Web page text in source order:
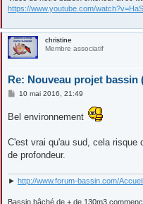
https://www.youtube.com/
christine
Membre associatif
Re: Nouveau projet bassin
M
s
e
10 mai 2016, 21:49
Bel environnement
C'est vrai qu'au sud, cela risque
de profondeur.
► http://www.forum-bassin.com/
Bassin bâché de + de 130m3